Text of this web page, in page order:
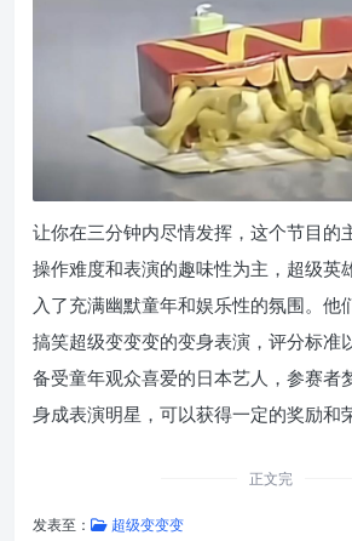
让你在三分钟内尽情发挥，这个节目的
操作难度和表演的趣味性为主，超级英
入了充满幽默童年和娱乐性的氛围。他
搞笑超级变变变的变身表演，评分标准
备受童年观众喜爱的日本艺人，参赛者
身成表演明星，可以获得一定的奖励和
正文完
发表至： 超级变变变